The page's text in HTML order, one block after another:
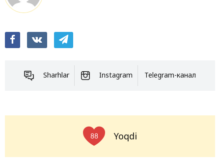
Sharhlar Instagram Telegram-канал
88 Yoqdi